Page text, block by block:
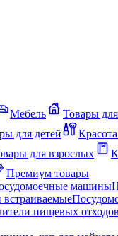
Мебель Товары
для детей
для взрослых
Премиум товары
машины
пищевых отходов